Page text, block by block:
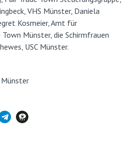
VHS Münster, Daniela
Kosmeier, Amt für
Münster, die Schirmfrauen
USC Münster.